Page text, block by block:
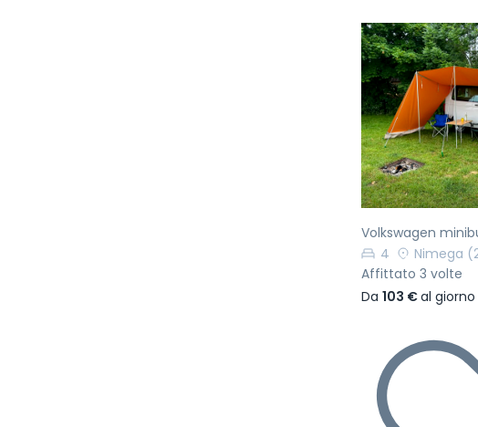
Precedente
Volkswagen
4
Nimega
Affittato 3 volte
Da 103 €al giorno